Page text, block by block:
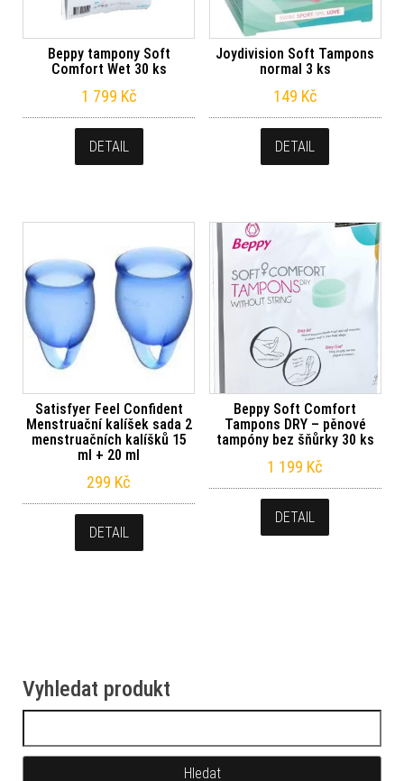
Beppy tampony Soft
Comfort Wet 30 ks
1 799 Kč
DETAIL
Joydivision Soft Tampons
normal 3 ks
149 Kč
DETAIL
Satisfyer Feel Confident
Menstruační kalíšek sada 2
menstruačních kalíšků 15
ml + 20 ml
299 Kč
DETAIL
Beppy Soft Comfort
Tampons DRY – pěnové
tampóny bez šňůrky 30 ks
1 199 Kč
DETAIL
Vyhledat produkt